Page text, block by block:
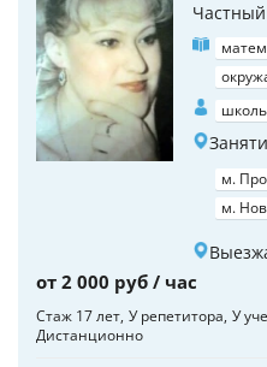
м.
м.
от 2 000 руб / час
Стаж 17 лет У репетитора У
Дистанционно